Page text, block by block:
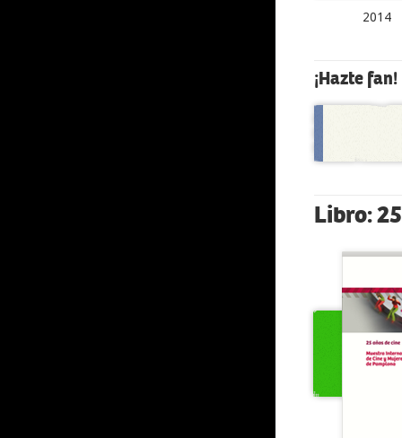
2014
¡Hazte fan!
Libro: